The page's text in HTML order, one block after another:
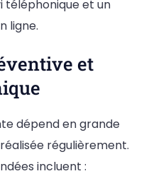
téléphonique et un
ligne.
et
dépend en grande
régulièrement.
incluent :